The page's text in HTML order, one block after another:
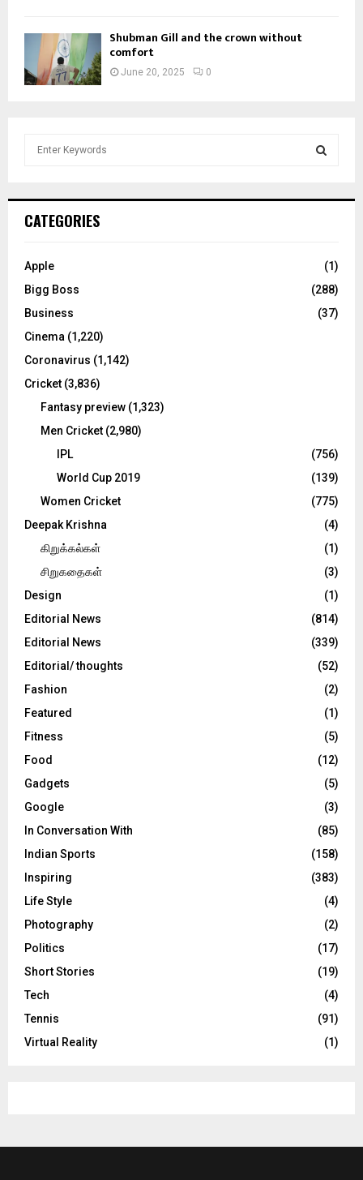
Shubman Gill and the crown without
comfort
June 20, 2025 0
h
o
:
C
CATEGORIES
Apple
(1)
Bigg Boss
(288)
Business
(37)
Cinema (1,220)
Coronavirus (1,142)
Cricket (3,836)
Fantasy preview (1,323)
Men Cricket (2,980)
IPL
(756)
World Cup 2019
(139)
Women Cricket
(775)
Deepak Krishna
(4)
கிறுக்கல்கள்
(1)
சிறுகதைகள்
(3)
Design
(1)
Editorial News
(814)
Editorial News
(339)
Editorial/ thoughts
(52)
Fashion
(2)
Featured
(1)
Fitness
(5)
Food
(12)
Gadgets
(5)
Google
(3)
In Conversation With
(85)
Indian Sports
(158)
Inspiring
(383)
Life Style
(4)
Photography
(2)
Politics
(17)
Short Stories
(19)
Tech
(4)
Tennis
(91)
Virtual Reality
(1)